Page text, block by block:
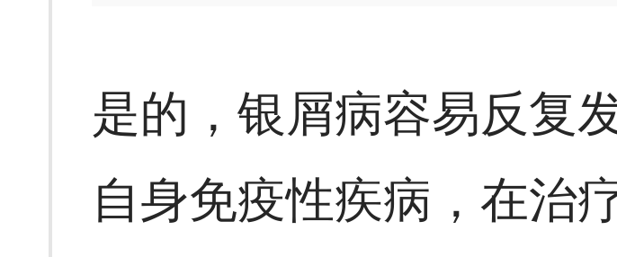
是的，银屑病容易反复
自身免疫性疾病，在治